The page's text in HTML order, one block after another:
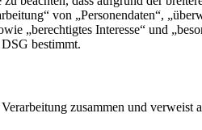
von „Personendaten“,
„berechtigtes Interesse“ und
bestimmt.
zusammen und verweist